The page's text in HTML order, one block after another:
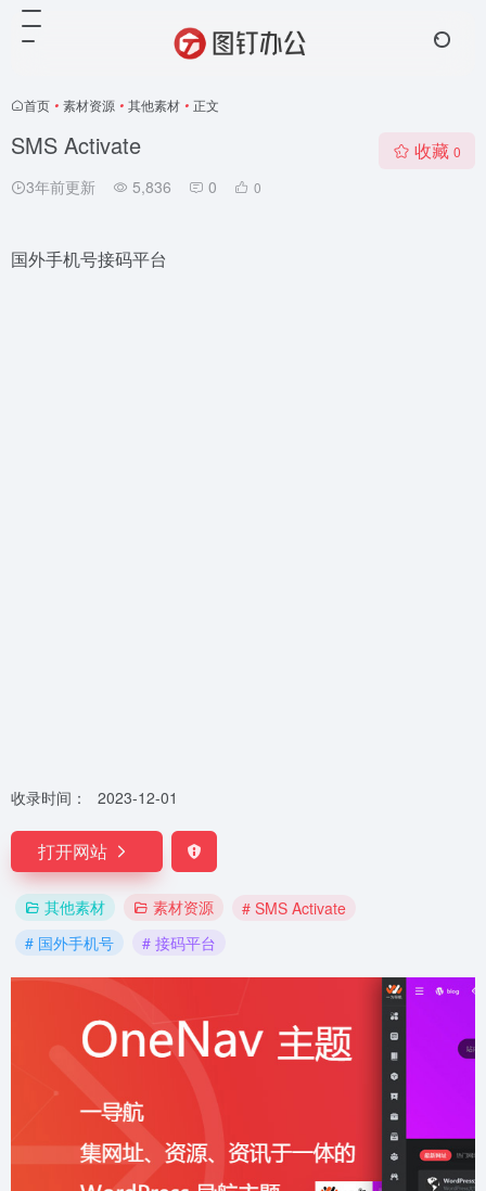
首页 • 素材资源 • 其他素材 • 正文
SMS Activate
3年前更新 5,836 0 0
收藏 0
国外手机号接码平台
收录时间： 2023-12-01
打开网站
其他素材 素材资源
# SMS Activate
# 国外手机号
# 接码平台